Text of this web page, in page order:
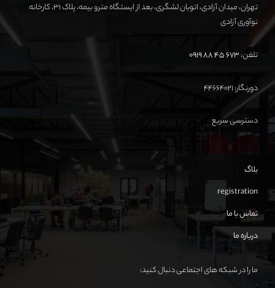
تهران، میدان آزادی، اتوبان لشگری، بعد از ایستگاه مترو بیمه، پلاک ۳۱، کارخانه
نوآوری آزادی
تلفن:673 45 88 0919
دورنگار: ۴۴۶۶۴۰۲۱
دسترسی سریع
بلاگ
registration
تماس با ما
درباره ما
ما را در شبکه های اجتماعی دنبال کنید: